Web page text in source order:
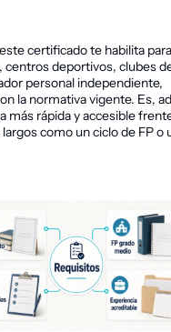
certificado te habilita
centros deportivos, clubes
personal independiente,
la normativa vigente. Es,
más rápida y accesible
como un ciclo de FP o